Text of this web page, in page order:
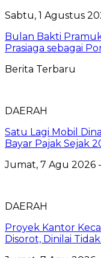
Sabtu, 1 Agustus
Bulan Bakti
Prasiaga sebagai
Berita Terbaru
DAERAH
Satu Lagi Mobil
Bayar Pajak Sejak
Jumat, 7 Agu 2026
DAERAH
Proyek Kantor
Disorot, Dinilai